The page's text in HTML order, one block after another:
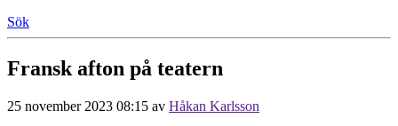
Sök
Fransk afton på teatern
25 november 2023 08:15 av Håkan Karlsson